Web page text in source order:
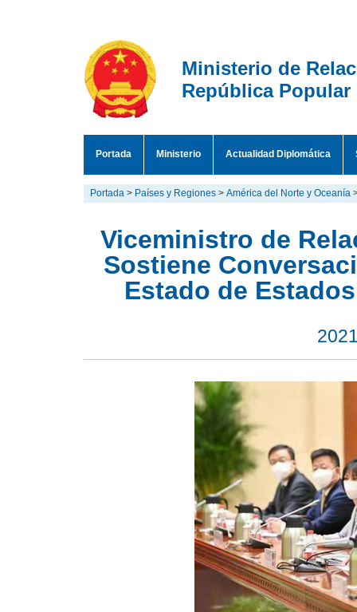
Ministerio de
República Popular
Portada Ministerio Actualidad Diplomática
Portada > Países y Regiones > América del Norte y Oceanía
Viceministro de
Sostiene
Estado de